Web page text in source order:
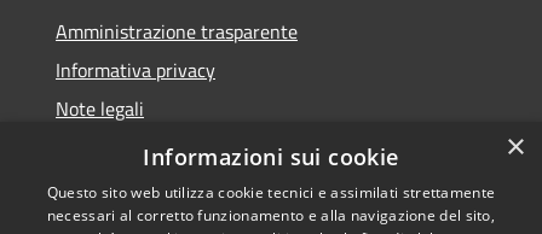
Amministrazione trasparente
Informativa privacy
Note legali
Dichiarazione di accessibilità
×
Informazioni sui cookie
Questo sito web utilizza cookie tecnici e assimilati strettamente
necessari al corretto funzionamento e alla navigazione del sito,